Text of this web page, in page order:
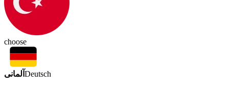
choose
آلمانی Deutsch